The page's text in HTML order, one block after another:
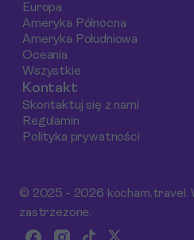
Europa
Ameryka Północna
Ameryka Południowa
Oceania
Wszystkie
Kontakt
Skontaktuj się z nami
Regulamin
Polityka prywatności
© 2025 - 2026 kocham.travel.
zastrzeżone.